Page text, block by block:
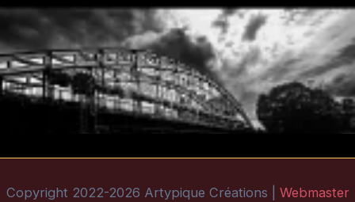
Copyright 2022-2026 Artypique Créations | Webmaster